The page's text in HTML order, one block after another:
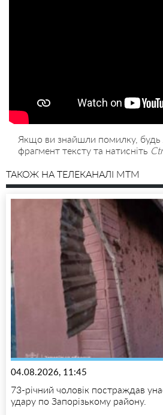
Якщо ви знайшли помилку, будь
фрагмент тексту та натисніть
ТАКОЖ НА ТЕЛЕКАНАЛІ MTM
04.08.2026, 11:45
73-річний чоловік постраждав
удару по Запорізькому району.